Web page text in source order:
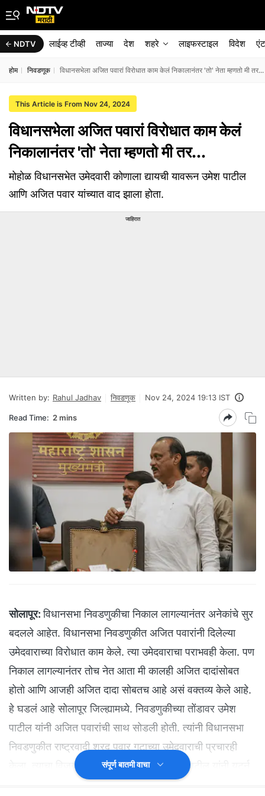
NDTV लाईव्ह टीव्ही ताज्या देश शहरे लाइफस्टाइल विदेश
होम निवडणूक विधानसभेला अजित पवारां विरोधात काम केलं निकालानंतर 'तो' नेता म्हणतो मी तर...
This Article is From Nov 24, 2024
विधानसभेला अजित पवारां विरोधात काम केलं
निकालानंतर 'तो' नेता म्हणतो मी तर...
मोहोळ विधानसभेत उमेदवारी कोणाला द्यायची यावरून उमेश पाटील
आणि अजित पवार यांच्यात वाद झाला होता.
जाहिरात
Written by: Rahul Jadhav निवडणूक Nov 24, 2024 19:13 IST
Read Time: 2 mins
सोलापूर: विधानसभा निवडणुकीचा निकाल लागल्यानंतर अनेकांचे सुर
बदलले आहेत. विधानसभा निवडणुकीत अजित पवारांनी दिलेल्या
उमेदवाराच्या विरोधात काम केले. त्या उमेदवाराचा पराभवही केला. पण
निकाल लागल्यानंतर तोच नेत आता मी कालही अजित दादांसोबत
होतो आणि आजही अजित दादा सोबतच आहे असं वक्तव्य केले आहे.
हे घडलं आहे सोलापूर जिल्ह्यामध्ये. निवडणुकीच्या तोंडावर उमेश
पाटील यांनी अजित पवारांची साथ सोडली होती. त्यांनी विधानसभा
निवडणुकीत राष्ट्रवादी शरद पवार गटाच्या उमेदवाराची प्रचारही
केला. त्याचा विजयही झाला. मात्र त्यानंतर उमेश पाटील यांनी युटर्न
संपूर्ण बातमी वाचा